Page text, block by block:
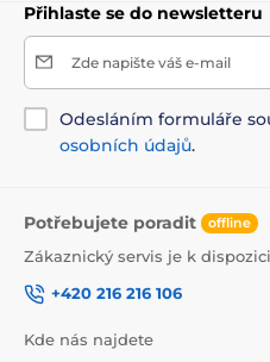
Přihlaste se do newsletteru
Zde napište váš e-mail
Odesláním formuláře
osobních údajů.
Potřebujete poradit offline
Zákaznický servis je k dispozici
+420 216 216 106
Kde nás najdete